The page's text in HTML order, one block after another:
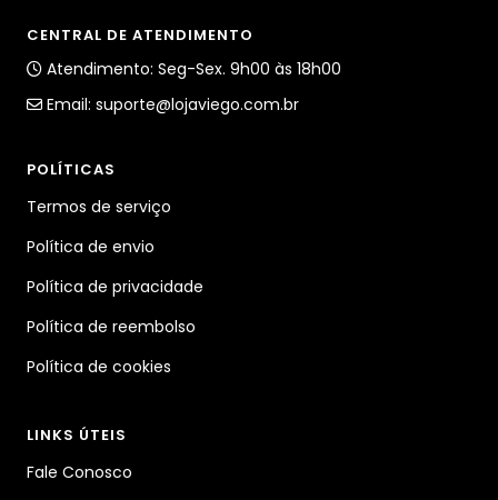
CENTRAL DE ATENDIMENTO
Atendimento: Seg-Sex. 9h00 às 18h00
Email: suporte@lojaviego.com.br
POLÍTICAS
Termos de serviço
Política de envio
Política de privacidade
Política de reembolso
Política de cookies
LINKS ÚTEIS
Fale Conosco